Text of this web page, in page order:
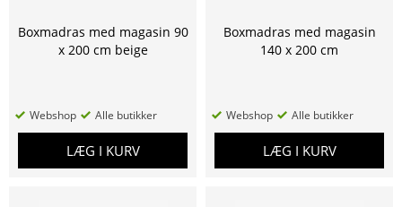
Boxmadras med magasin 90
x 200 cm beige
Webshop Alle butikker
LÆG I KURV
Boxmadras med magasin
140 x 200 cm
Webshop Alle butikker
LÆG I KURV